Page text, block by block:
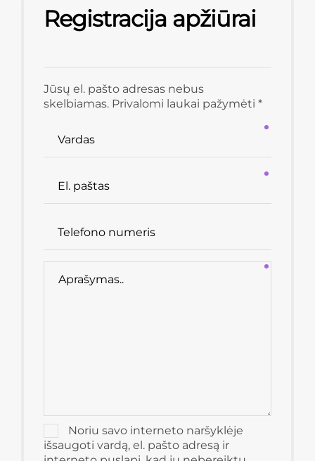
Registracija apžiūrai
Jūsų el. pašto adresas nebus
skelbiamas. Privalomi laukai pažymėti *
Noriu savo interneto naršyklėje
išsaugoti vardą, el. pašto adresą ir